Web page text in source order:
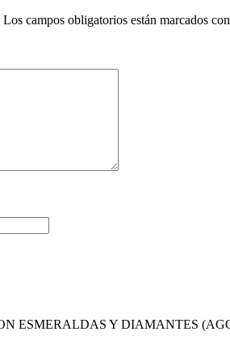
Los campos obligatorios están marcados con